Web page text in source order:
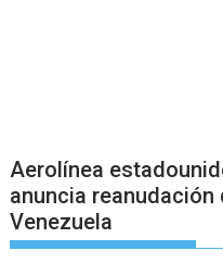
Aerolínea
anuncia reanudación
Venezuela